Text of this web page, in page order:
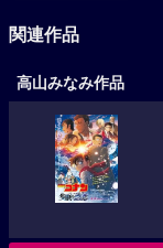
関連作品
高山みなみ作品